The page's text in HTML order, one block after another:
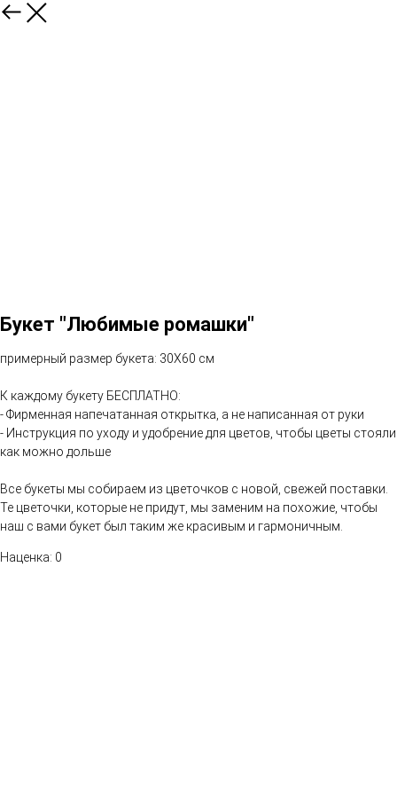
Букет "Любимые ромашки"
примерный размер букета: 30Х60 см
К каждому букету БЕСПЛАТНО:
- Фирменная напечатанная открытка, а не написанная от руки
- Инструкция по уходу и удобрение для цветов, чтобы цветы стояли
как можно дольше
Все букеты мы собираем из цветочков с новой, свежей поставки.
Те цветочки, которые не придут, мы заменим на похожие, чтобы
наш с вами букет был таким же красивым и гармоничным.
Наценка: 0